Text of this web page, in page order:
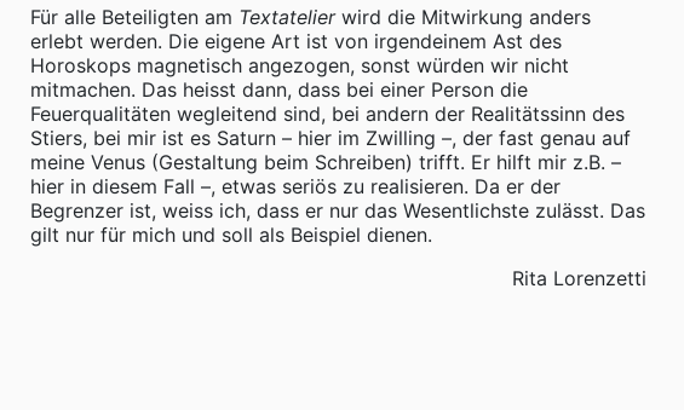
Für alle Beteiligten am Textatelierwird die Mitwirkung anders
erlebt werden. Die eigene Art ist von irgendeinem Ast des
Horoskops magnetisch angezogen, sonst würden wir nicht
mitmachen. Das heisst dann, dass bei einer Person die
Feuerqualitäten wegleitend sind, bei andern der Realitätssinn des
Stiers, bei mir ist es Saturn – hier im Zwilling –, der fast genau auf
meine Venus (Gestaltung beim Schreiben) trifft. Er hilft mir z.B. –
hier in diesem Fall –, etwas seriös zu realisieren. Da er der
Begrenzer ist, weiss ich, dass er nur das Wesentlichste zulässt. Das
gilt nur für mich und soll als Beispiel dienen.
Rita Lorenzetti